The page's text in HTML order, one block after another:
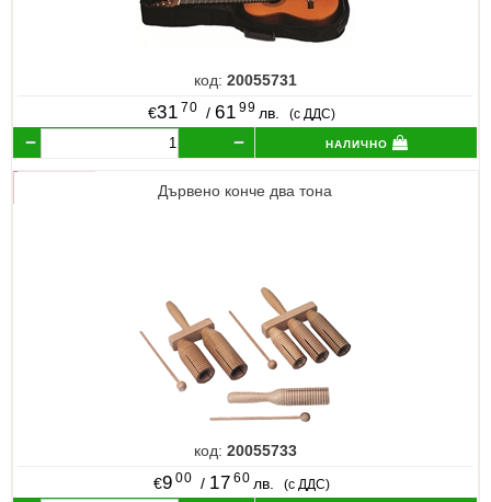
код: 20055731
€31 70 / 61 99 лв. (с ДДС)
налично
Дървено конче два тона
код: 20055733
€9 00 / 17 60 лв. (с ДДС)